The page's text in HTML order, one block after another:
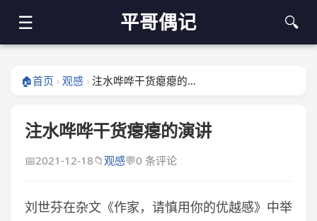
☰ 平哥偶记 🔍
🏠首页 › 观感 › 注水哗哗干货瘪瘪的演讲
注水哗哗干货瘪瘪的演讲
📅2021-12-18 📁观感💬0 条评论
刘世芬在杂文《作家，请慎用你的优越感》中举